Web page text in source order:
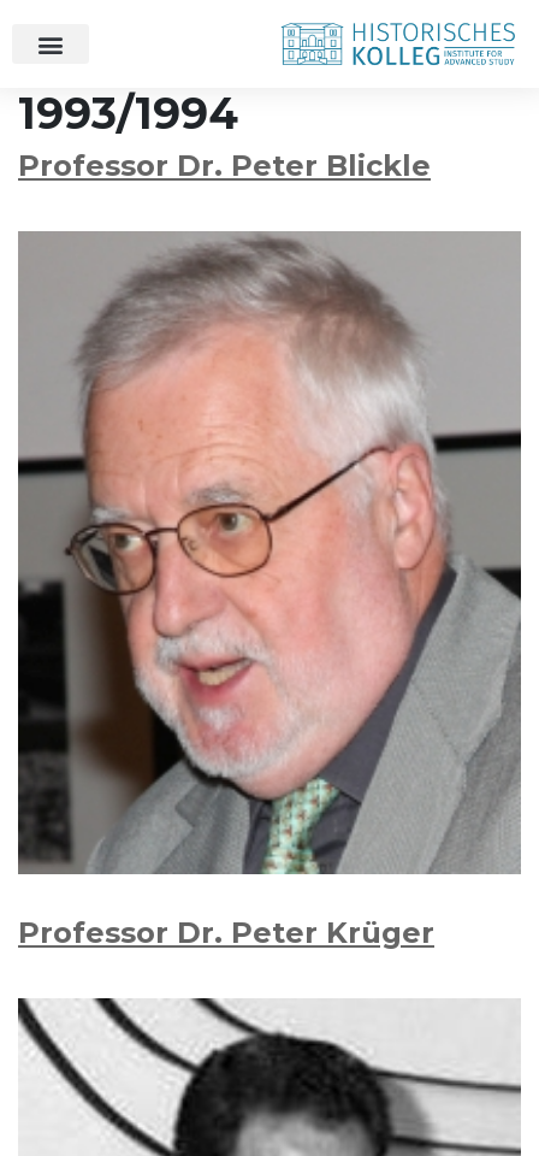
1993/1994
Professor Dr. Peter Blickle
Professor Dr. Peter Krüger